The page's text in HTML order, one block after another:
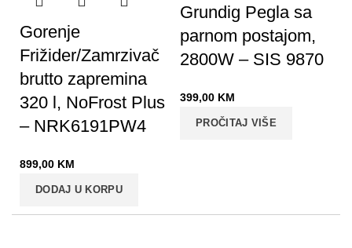
Gorenje
Frižider/Zamrzivač
brutto zapremina
320 l, NoFrost Plus
– NRK6191PW4
899,00 KM
DODAJ U KORPU
Grundig Pegla sa
parnom postajom,
2800W – SIS 9870
399,00 KM
PROČITAJ VIŠE